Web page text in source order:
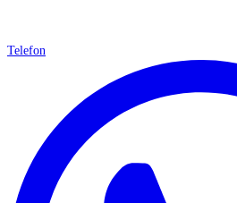
Telefon